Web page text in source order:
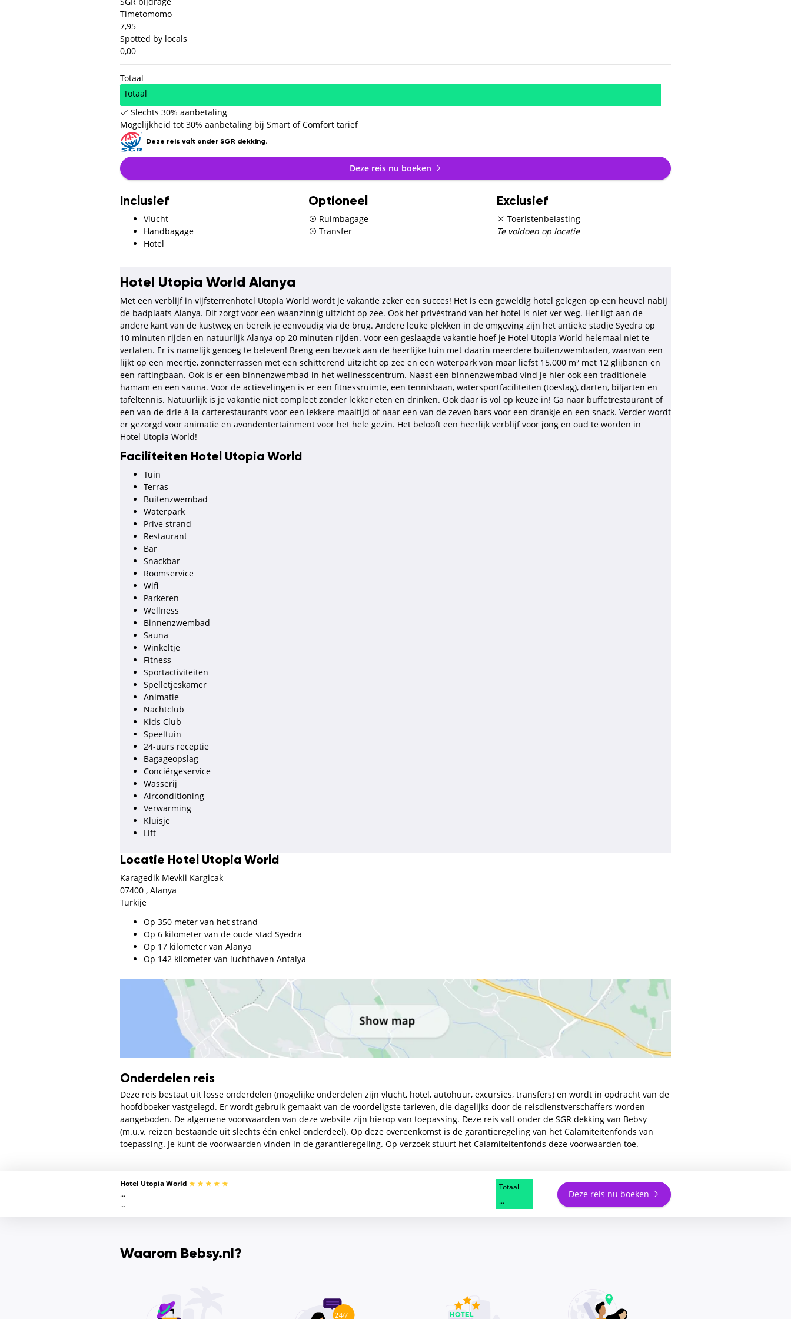
Timetomomo
7,95
Spotted by locals
0,00
Totaal
Totaal
Slechts 30% aanbetaling
Mogelijkheid tot 30% aanbetaling bij Smart of Comfort tarief
Deze reis valt onder SGR dekking.
Deze reis nu boeken
Inclusief
Vlucht
Handbagage
Hotel
Optioneel
Ruimbagage
Transfer
Exclusief
Toeristenbelasting
Te voldoen op locatie
Hotel Utopia World Alanya
Met een verblijf in vijfsterrenhotel Utopia World wordt je vakantie zeker een succes! Het is een geweldig hotel gelegen op een heuvel nabij
de badplaats Alanya. Dit zorgt voor een waanzinnig uitzicht op zee. Ook het privéstrand van het hotel is niet ver weg. Het ligt aan de
andere kant van de kustweg en bereik je eenvoudig via de brug. Andere leuke plekken in de omgeving zijn het antieke stadje Syedra op
10 minuten rijden en natuurlijk Alanya op 20 minuten rijden. Voor een geslaagde vakantie hoef je Hotel Utopia World helemaal niet te
verlaten. Er is namelijk genoeg te beleven! Breng een bezoek aan de heerlijke tuin met daarin meerdere buitenzwembaden, waarvan een
lijkt op een meertje, zonneterrassen met een schitterend uitzicht op zee en een waterpark van maar liefst 15.000 m² met 12 glijbanen en
een raftingbaan. Ook is er een binnenzwembad in het wellnesscentrum. Naast een binnenzwembad vind je hier ook een traditionele
hamam en een sauna. Voor de actievelingen is er een fitnessruimte, een tennisbaan, watersportfaciliteiten (toeslag), darten, biljarten en
tafeltennis. Natuurlijk is je vakantie niet compleet zonder lekker eten en drinken. Ook daar is vol op keuze in! Ga naar buffetrestaurant of
een van de drie à-la-carterestaurants voor een lekkere maaltijd of naar een van de zeven bars voor een drankje en een snack. Verder wordt
er gezorgd voor animatie en avondentertainment voor het hele gezin. Het belooft een heerlijk verblijf voor jong en oud te worden in
Hotel Utopia World!
Faciliteiten Hotel Utopia World
Tuin
Terras
Buitenzwembad
Waterpark
Prive strand
Restaurant
Bar
Snackbar
Roomservice
Wifi
Parkeren
Wellness
Binnenzwembad
Sauna
Winkeltje
Fitness
Sportactiviteiten
Spelletjeskamer
Animatie
Nachtclub
Kids Club
Speeltuin
24-uurs receptie
Bagageopslag
Conciërgeservice
Wasserij
Airconditioning
Verwarming
Kluisje
Lift
Locatie Hotel Utopia World
Karagedik Mevkii Kargicak
07400 , Alanya
Turkije
Op 350 meter van het strand
Op 6 kilometer van de oude stad Syedra
Op 17 kilometer van Alanya
Op 142 kilometer van luchthaven Antalya
Onderdelen reis
Deze reis bestaat uit losse onderdelen (mogelijke onderdelen zijn vlucht, hotel, autohuur, excursies, transfers) en wordt in opdracht van de
hoofdboeker vastgelegd. Er wordt gebruik gemaakt van de voordeligste tarieven, die dagelijks door de reisdienstverschaffers worden
aangeboden. De algemene voorwaarden van deze website zijn hierop van toepassing. Deze reis valt onder de SGR dekking van Bebsy
(m.u.v. reizen bestaande uit slechts één enkel onderdeel). Op deze overeenkomst is de garantieregeling van het Calamiteitenfonds van
toepassing. Je kunt de voorwaarden vinden in de garantieregeling. Op verzoek stuurt het Calamiteitenfonds deze voorwaarden toe.
Hotel Utopia World
...
...
Totaal
...
Deze reis nu boeken
Waarom Bebsy.nl?